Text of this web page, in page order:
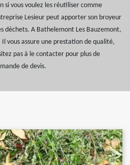
si vous voulez les réutiliser comme
Lesieur peut apporter son broyeur
déchets. A Bathelemont Les Bauzemont,
vous assure une prestation de qualité,
pas à le contacter pour plus de
de devis.